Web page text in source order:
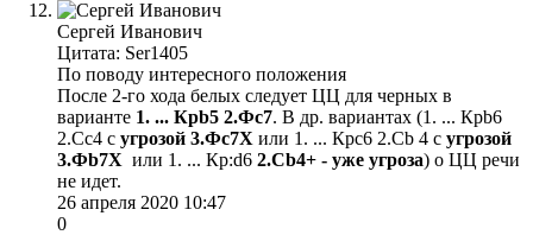
Сергей Иванович
Цитата: Ser1405
По поводу интересного положения
После 2-го хода белых следует ЦЦ для черных в
варианте 1. ... Крb5 2.Фс7. В др. вариантах (1. ... Крb6
2.Сс4 с угрозой 3.Фс7Х или 1. ... Крс6 2.Сb 4 с угрозой
3.Фb7Х или 1. ... Кр:d6 2.Cb4+ - уже угроза) о ЦЦ речи
не идет.
26 апреля 2020 10:47
0